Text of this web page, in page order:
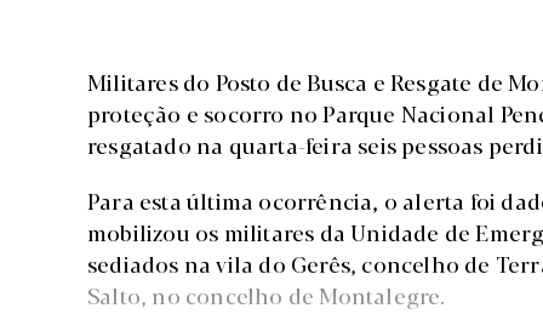
Militares do Posto de Busca e Resgate de
proteção e socorro no Parque Nacional
resgatado na quarta-feira seis pessoas
Para esta última ocorrência, o alerta foi
mobilizou os militares da Unidade de
sediados na vila do Gerês, concelho de
Salto, no concelho de Montalegre.